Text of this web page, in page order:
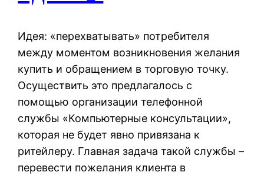
Идея: «перехватывать» потребителя
между моментом возникновения желания
купить и обращением в торговую точку.
Осуществить это предлагалось с
помощью организации телефонной
службы «Компьютерные консультации»,
которая не будет явно привязана к
ритейлеру. Главная задача такой службы –
перевести пожелания клиента в